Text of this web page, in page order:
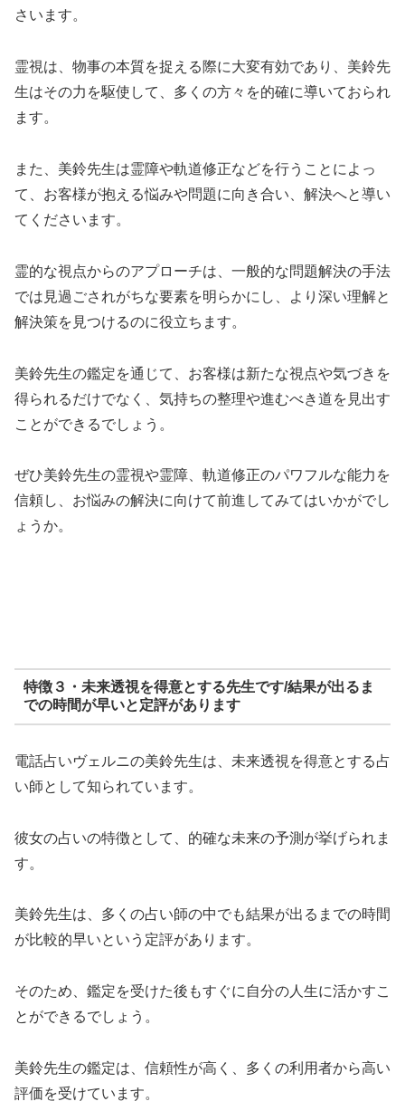
さいます。
霊視は、物事の本質を捉える際に大変有効であり、美鈴先
生はその力を駆使して、多くの方々を的確に導いておられ
ます。
また、美鈴先生は霊障や軌道修正などを行うことによっ
て、お客様が抱える悩みや問題に向き合い、解決へと導い
てくださいます。
霊的な視点からのアプローチは、一般的な問題解決の手法
では見過ごされがちな要素を明らかにし、より深い理解と
解決策を見つけるのに役立ちます。
美鈴先生の鑑定を通じて、お客様は新たな視点や気づきを
得られるだけでなく、気持ちの整理や進むべき道を見出す
ことができるでしょう。
ぜひ美鈴先生の霊視や霊障、軌道修正のパワフルな能力を
信頼し、お悩みの解決に向けて前進してみてはいかがでし
ょうか。
特徴３・未来透視を得意とする先生です/結果が出るま
での時間が早いと定評があります
電話占いヴェルニの美鈴先生は、未来透視を得意とする占
い師として知られています。
彼女の占いの特徴として、的確な未来の予測が挙げられま
す。
美鈴先生は、多くの占い師の中でも結果が出るまでの時間
が比較的早いという定評があります。
そのため、鑑定を受けた後もすぐに自分の人生に活かすこ
とができるでしょう。
美鈴先生の鑑定は、信頼性が高く、多くの利用者から高い
評価を受けています。